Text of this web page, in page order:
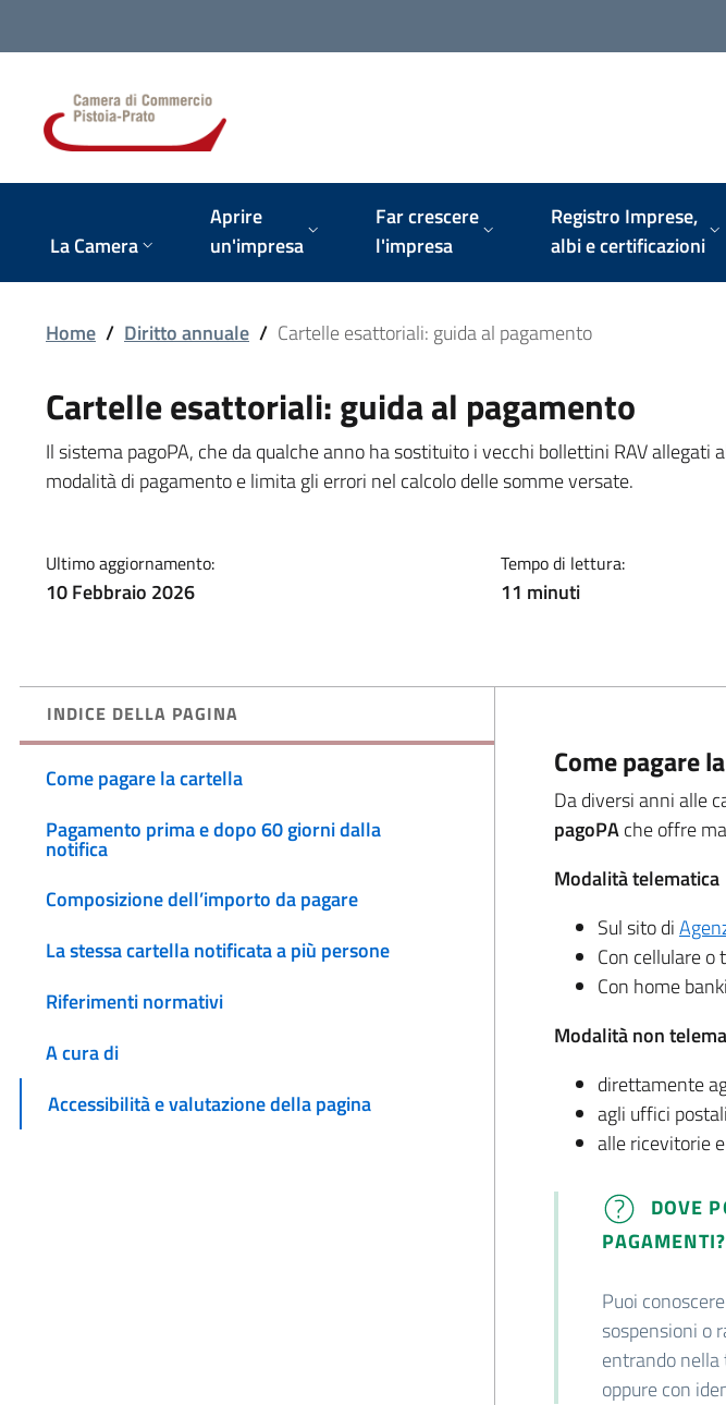
La Camera
Aprire
un'impresa
Far crescere
l'impresa
Registro Imprese,
albi e certificazioni
Home / Diritto annuale / Cartelle esattoriali: guida al pagamento
Cartelle esattoriali: guida al pagamento
Il sistema pagoPA, che da qualche anno ha sostituito i vecchi bollettini RAV allegati
modalità di pagamento e limita gli errori nel calcolo delle somme versate.
Ultimo aggiornamento:
10 Febbraio 2026
Tempo di lettura:
11 minuti
INDICE DELLA PAGINA
Come pagare la cartella
Pagamento prima e dopo 60 giorni dalla
notifica
Composizione dell’importo da pagare
La stessa cartella notificata a più persone
Riferimenti normativi
A cura di
Accessibilità e valutazione della pagina
Come pagare
Da diversi anni alle
pagoPAche offre
Modalità telematica
Sul sito di
Con cellulare o
Con home
Modalità non
direttamente
agli uffici
alle ricevitorie
DOVE
PAGAMENTI?
Puoi
sospensioni o
entrando nella
oppure con